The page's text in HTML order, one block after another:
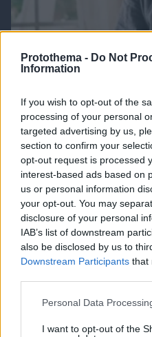
Protothema - Do Not
Information
If you wish to opt-out of the
processing of your personal
targeted advertising by us,
section to confirm your
opt-out request is processed
interest-based ads based on
us or personal information
your opt-out. You may
disclosure of your personal
IAB’s list of downstream
also be disclosed by us to
Downstream Participants that
Please note that this
not limited to your visit or
Personal Data
I want to opt-out of the
Καρκίνος παχέος
συνδέθηκε με 50%
παράδειγμα της Ισπανίας
07.08.2026, 18:31